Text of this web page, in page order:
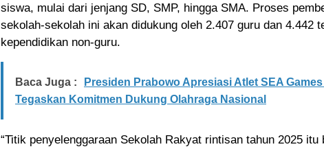
siswa, mulai dari jenjang SD, SMP, hingga SMA. Proses
sekolah-sekolah ini akan didukung oleh 2.407 guru dan 4.442
kependidikan non-guru.
Baca Juga :
Presiden Prabowo Apresiasi Atlet SEA Games
Tegaskan Komitmen Dukung Olahraga Nasional
“Titik penyelenggaraan Sekolah Rakyat rintisan tahun 2025 itu